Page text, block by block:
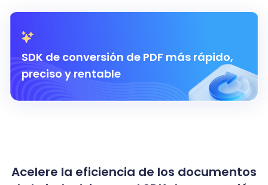
SDK de conversión de PDF más rápido,
preciso y rentable
Acelere la eficiencia de los documentos